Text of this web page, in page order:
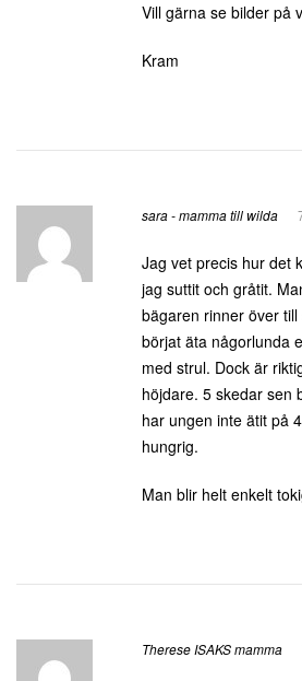
Vill gärna se bilder på
Kram
sara - mamma till wilda
Jag vet precis hur det
jag suttit och gråtit.
bägaren rinner över
börjat äta någorlunda
med strul. Dock är
höjdare. 5 skedar sen
har ungen inte ätit på
hungrig.
Man blir helt enkelt
Therese ISAKS mamma